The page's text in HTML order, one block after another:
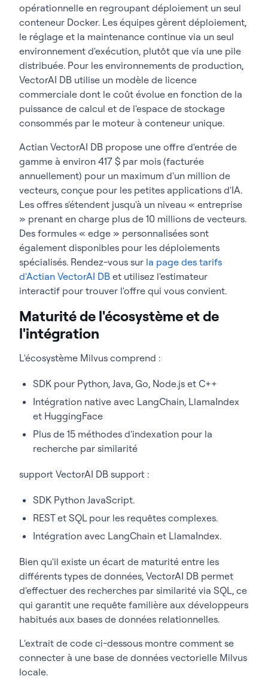
opérationnelle en regroupant déploiement un seul
conteneur Docker. Les équipes gèrent déploiement,
le réglage et la maintenance continue via un seul
environnement d'exécution, plutôt que via une pile
distribuée. Pour les environnements de production,
VectorAI DB utilise un modèle de licence
commerciale dont le coût évolue en fonction de la
puissance de calcul et de l'espace de stockage
consommés par le moteur à conteneur unique.
Actian VectorAI DB propose une offre d'entrée de
gamme à environ 417 $ par mois (facturée
annuellement) pour un maximum d'un million de
vecteurs, conçue pour les petites applications d'IA.
Les offres s'étendent jusqu'à un niveau « entreprise
» prenant en charge plus de 10 millions de vecteurs.
Des formules « edge » personnalisées sont
également disponibles pour les déploiements
spécialisés. Rendez-vous sur la page des tarifs
d'Actian VectorAI DB et utilisez l'estimateur
interactif pour trouver l'offre qui vous convient.
Maturité de l'écosystème et de
l'intégration
L'écosystème Milvus comprend :
SDK pour Python, Java, Go, Node.js et C++
Intégration native avec LangChain, LlamaIndex
et HuggingFace
Plus de 15 méthodes d'indexation pour la
recherche par similarité
support VectorAI DB support :
SDK Python JavaScript.
REST et SQL pour les requêtes complexes.
Intégration avec LangChain et LlamaIndex.
Bien qu'il existe un écart de maturité entre les
différents types de données, VectorAI DB permet
d'effectuer des recherches par similarité via SQL, ce
qui garantit une requête familière aux développeurs
habitués aux bases de données relationnelles.
L'extrait de code ci-dessous montre comment se
connecter à une base de données vectorielle Milvus
locale.